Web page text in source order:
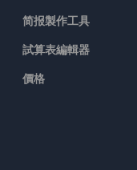
简报製作工具
試算表編輯器
價格